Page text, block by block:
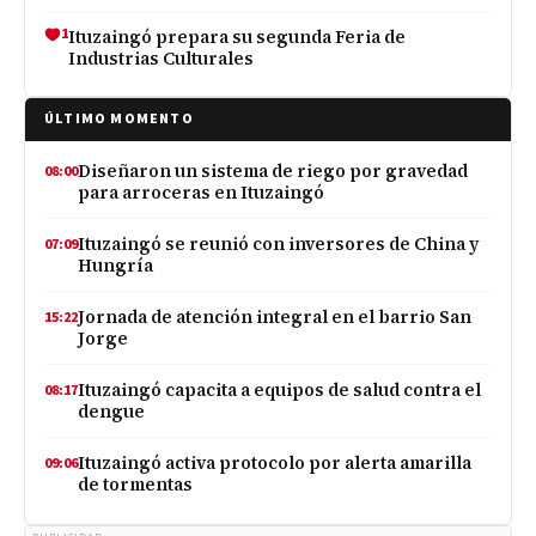
1Ituzaingó prepara su segunda Feria de
Industrias Culturales
ÚLTIMO MOMENTO
08:00Diseñaron un sistema de riego por gravedad
para arroceras en Ituzaingó
07:09Ituzaingó se reunió con inversores de China y
Hungría
15:22Jornada de atención integral en el barrio San
Jorge
08:17Ituzaingó capacita a equipos de salud contra el
dengue
09:06Ituzaingó activa protocolo por alerta amarilla
de tormentas